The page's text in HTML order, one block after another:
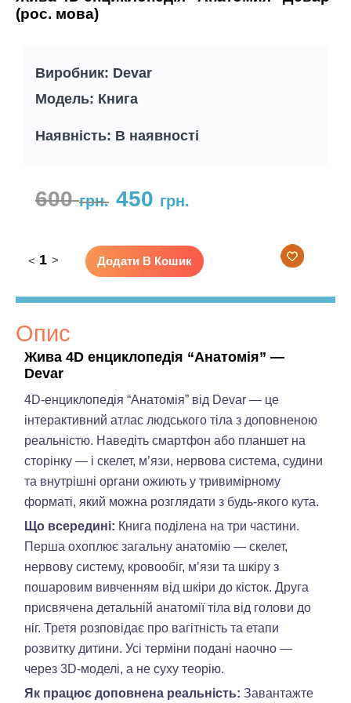
(рос. мова)
Виробник: Devar
Модель: Книга
Наявність: В наявності
600грн. 450 грн.
>
< Додати В Кошик
Опис
Жива 4D енциклопедія “Анатомія” —
Devar
4D-енциклопедія “Анатомія” від Devar — це
інтерактивний атлас людського тіла з доповненою
реальністю. Наведіть смартфон або планшет на
сторінку — і скелет, м’язи, нервова система, судини
та внутрішні органи ожиють у тривимірному
форматі, який можна розглядати з будь-якого кута.
Що всередині: Книга поділена на три частини.
Перша охоплює загальну анатомію — скелет,
нервову систему, кровообіг, м’язи та шкіру з
пошаровим вивченням від шкіри до кісток. Друга
присвячена детальній анатомії тіла від голови до
ніг. Третя розповідає про вагітність та етапи
розвитку дитини. Усі терміни подані наочно —
через 3D-моделі, а не суху теорію.
Як працює доповнена реальність: Завантажте